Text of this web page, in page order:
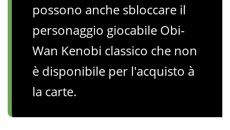
possono anche sbloccare il
personaggio giocabile Obi-
Wan Kenobi classico che non
è disponibile per l'acquisto à
la carte.